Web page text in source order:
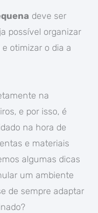
deve ser
possível organizar
otimizar o dia a
na
e por isso, é
na hora de
e materiais
algumas dicas
um ambiente
de sempre adaptar